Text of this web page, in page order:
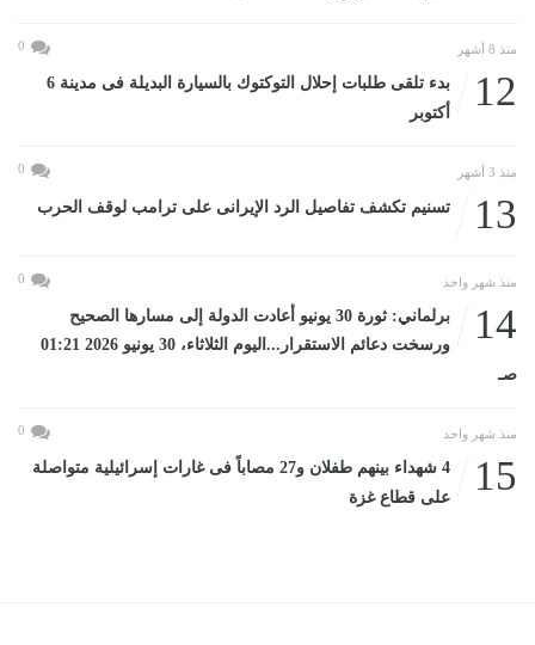
منذ 8 أشهر 0
12
بدء تلقى طلبات إحلال التوكتوك بالسيارة البديلة فى مدينة 6
أكتوبر
منذ 3 أشهر 0
13 تسنيم تكشف تفاصيل الرد الإيرانى على ترامب لوقف الحرب
منذ شهر واحد 0
14
برلماني: ثورة 30 يونيو أعادت الدولة إلى مسارها الصحيح
ورسخت دعائم الاستقرار...اليوم الثلاثاء، 30 يونيو 2026 01:21
صـ
منذ شهر واحد 0
15
4 شهداء بينهم طفلان و27 مصاباً فى غارات إسرائيلية متواصلة
على قطاع غزة